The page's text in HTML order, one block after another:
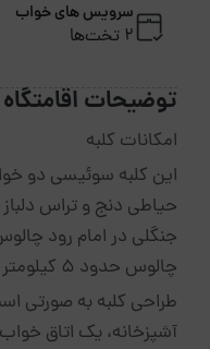
سرویس های خواب
2 تخت‌ها
توضیحات اقامتگاه
این کلبه سوئیسی دو
حیاطی دنج و تراس
جنگلی در امام رود
چالوس حدود ۵ کیلومتر فاصله دارد.
طراحی کلبه به صورتی
آشپزخانه، یک اتاق